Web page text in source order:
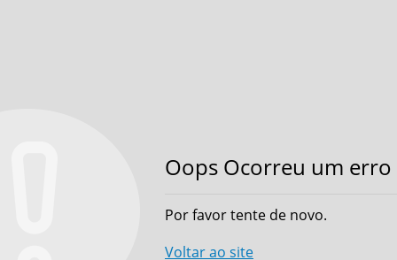
Oops Ocorreu um
Por favor tente de novo.
Voltar ao site